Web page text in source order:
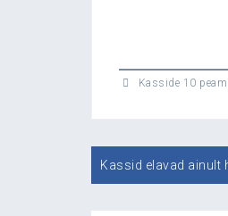
Kasside 10
Kassid elavad ainult